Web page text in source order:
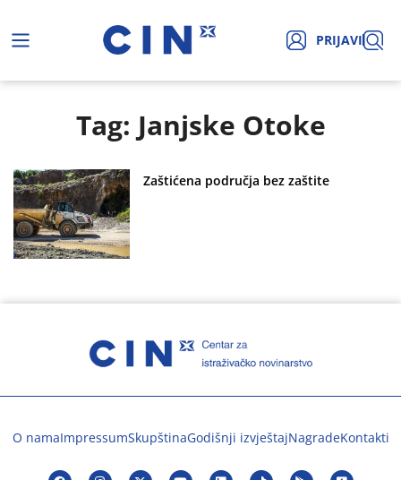
PRIJAVI
Tag: Janjske Otoke
Zaštićena područja bez zaštite
O namaImpressumSkupštinaGodišnji izvještajNagradeKontakti